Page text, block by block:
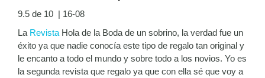
9.5 de 10 | 16-08
La Revista Hola de la Boda de un sobrino, la verdad fue un
éxito ya que nadie conocía este tipo de regalo tan original y
le encanto a todo el mundo y sobre todo a los novios. Yo es
la segunda revista que regalo ya que con ella sé que voy a